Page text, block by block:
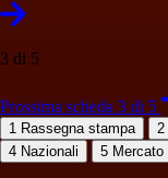
3 di 5
Prossima scheda 3 di 5
1 Rassegna stampa 2
4 Nazionali 5 Mercato